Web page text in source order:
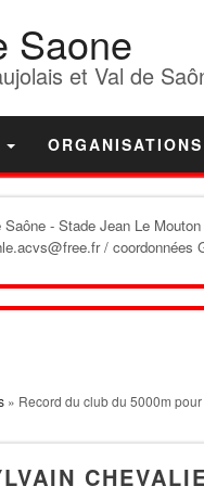
Saone
et Val de
ORGANISATIONS
Saône - Stade Jean Le
/ coordonnées
» Record du club du 5000m